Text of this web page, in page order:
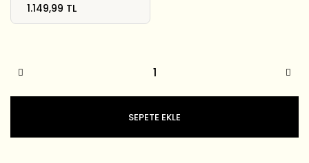
1.149,99 TL
SEPETE EKLE